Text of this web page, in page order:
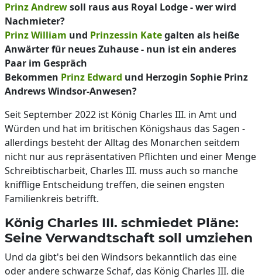
Prinz Andrewsoll raus aus Royal Lodge - wer wird
Nachmieter?
Prinz William und Prinzessin Kategalten als heiße
Anwärter für neues Zuhause - nun ist ein anderes
Paar im Gespräch
Bekommen Prinz Edward und Herzogin Sophie Prinz
Andrews Windsor-Anwesen?
Seit September 2022 ist König Charles III. in Amt und
Würden und hat im britischen Königshaus das Sagen -
allerdings besteht der Alltag des Monarchen seitdem
nicht nur aus repräsentativen Pflichten und einer Menge
Schreibtischarbeit, Charles III. muss auch so manche
knifflige Entscheidung treffen, die seinen engsten
Familienkreis betrifft.
König Charles III. schmiedet Pläne:
Seine Verwandtschaft soll umziehen
Und da gibt's bei den Windsors bekanntlich das eine
oder andere schwarze Schaf, das König Charles III. die